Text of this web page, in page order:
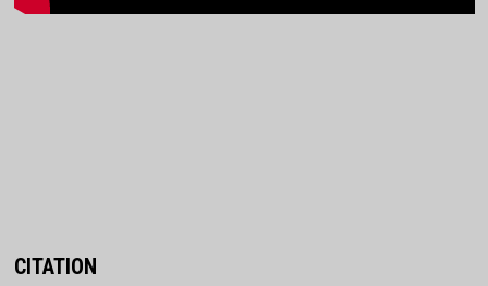
CITATION